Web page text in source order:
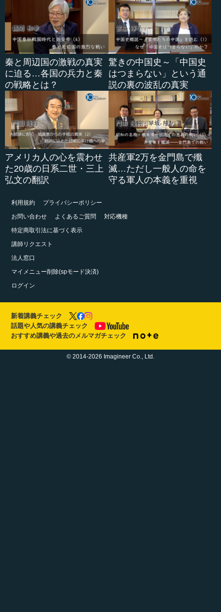
秦と周辺国の激戦の真実
に迫る…各国の兵力と秦
の戦略とは？
驚きの中国史～「中国史
はつまらない」という通
説の裏の波乱の真実
アメリカ人の心を震わせ
た20歳の日系二世・三上
弘文の翻訳
共産軍2万を金門島で殲
滅…ただし一般人の命を
守る軍人の本義を重視
利用規約
プライバシーポリシー
お問い合わせ
よくあるご質問
対応機種
特定商取引法に基づく表示
講師リクエスト
法人窓口
マイメニュー削除(spモード決済)
ログイン
新着講義チェック
話題や人気の講義チェック
おすすめ講義や過去のメルマガチェック
© 2014-2026 Imagineer Co., Ltd.